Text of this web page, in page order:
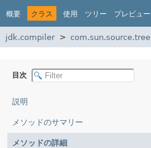
概要 クラス 使用 ツリー プレビュー
jdk.compiler com.sun.source.tree
目次
説明
メソッドのサマリー
メソッドの詳細